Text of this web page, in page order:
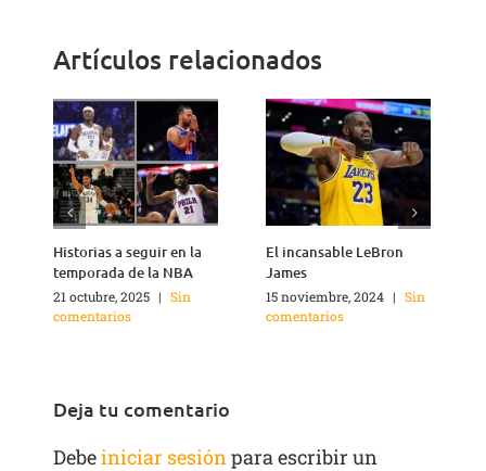
Artículos relacionados
Historias a seguir en la
temporada de la NBA
21 octubre, 2025 | Sin
comentarios
El incansable LeBron
James
15 noviembre, 2024 | Sin
comentarios
Deja tu comentario
Debeiniciar sesiónpara escribir un